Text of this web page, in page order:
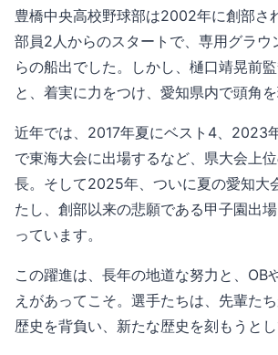
豊橋中央高校野球部は2002年に創部さ
部員2人からのスタートで、専用グラウ
らの船出でした。しかし、樋口靖晃前
と、着実に力をつけ、愛知県内で頭角を
近年では、2017年夏にベスト4、2023
で東海大会に出場するなど、県大会上
長。そして2025年、ついに夏の愛知大
たし、創部以来の悲願である甲子園出
っています。
この躍進は、長年の地道な努力と、OB
えがあってこそ。選手たちは、先輩た
歴史を背負い、新たな歴史を刻もうとし